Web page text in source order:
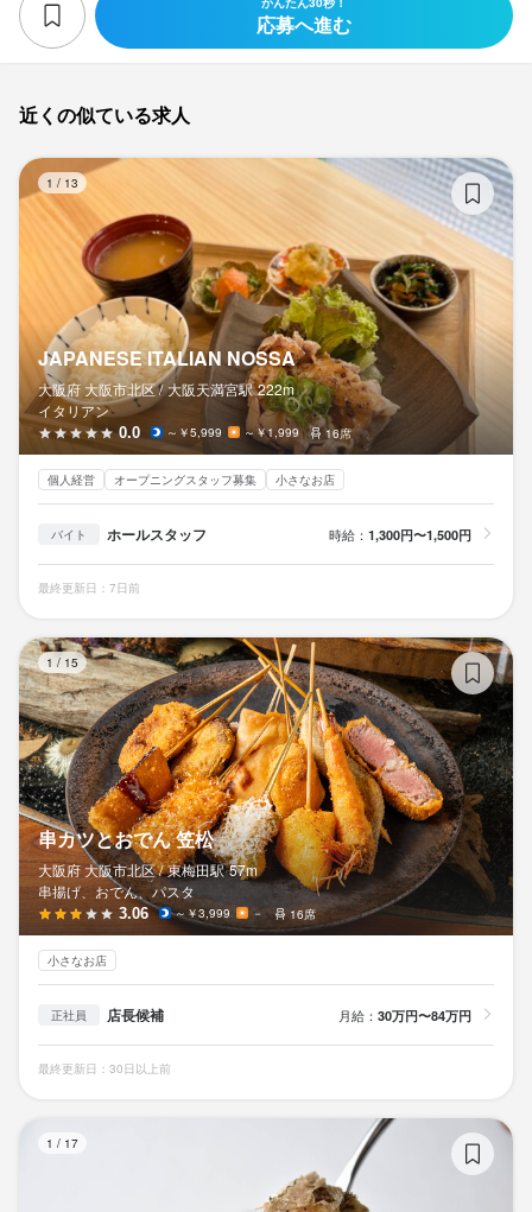
応募へ進む
近くの似ている求人
1 / 13
JAPANESE ITALIAN NOSSA
大阪府 大阪市北区 / 大阪天満宮駅 222m
イタリアン
0.0 ～￥5,999 ～￥1,999 16席
個人経営 オープニングスタッフ募集 小さなお店
バイト ホールスタッフ 時給： 1,300円〜1,500円
最終更新日：7日前
1 / 15
串カツとおでん 笠松
大阪府 大阪市北区 / 東梅田駅 57m
串揚げ、おでん、パスタ
3.06 ～￥3,999 － 16席
小さなお店
正社員 店長候補 月給： 30万円〜84万円
最終更新日：30日以上前
1 / 17